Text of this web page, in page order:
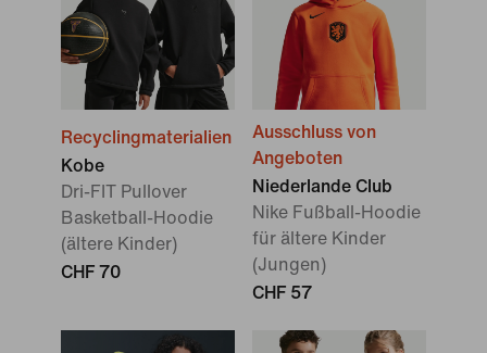
Recyclingmaterialien
Kobe
Dri-FIT Pullover
Basketball-Hoodie
(ältere Kinder)
CHF 70
Ausschluss von
Angeboten
Niederlande Club
Nike Fußball-Hoodie
für ältere Kinder
(Jungen)
CHF 57